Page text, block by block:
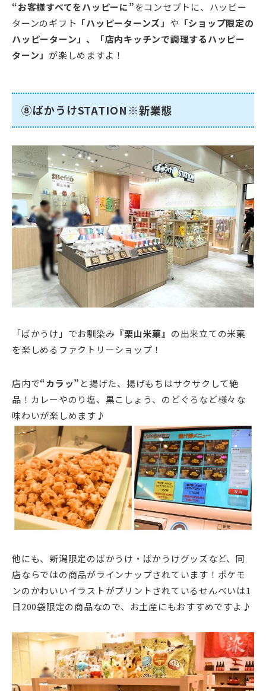
“お客様すべてをハッピーに”をコンセプトに、ハッピー
ターンのギフト 「ハッピーターンズ」 や 「ショップ限定の
ハッピーターン」、「店内キッチンで調理するハッピー
ターン」 が楽しめますよ！
⑧ばかうけSTATION※新業態
「ばかうけ」でお馴染み 『栗山米菓』 の出来立ての米菓
を楽しめるファクトリーショップ！
店内で“カラッ” と揚げた、揚げもちはサクサクして絶
品！カレーやのり塩、黒こしょう、のどぐろなど様々な
味わいが楽しめます♪
他にも、新潟限定のばかうけ・ばかうけグッズなど、同
店ならではの商品がラインナップされています！ポケモ
ンのかわいいイラストがプリントされているせんべいは1
日200袋限定の商品なので、お土産にもおすすめですよ♪